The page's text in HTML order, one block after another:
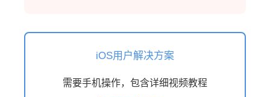
iOS用户解决方案
需要手机操作，包含详细视频教程